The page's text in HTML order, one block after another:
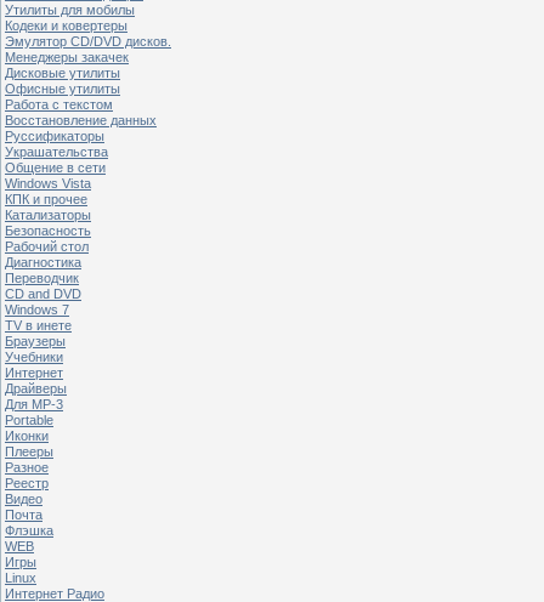
Утилиты для мобилы
Кодеки и ковертеры
Эмулятор CD/DVD дисков.
Менеджеры закачек
Дисковые утилиты
Офисные утилиты
Работа с текстом
Восстановление данных
Руссификаторы
Украшательства
Общение в сети
Windows Vista
КПК и прочее
Катализаторы
Безопасность
Рабочий стол
Диагностика
Переводчик
CD and DVD
Windows 7
TV в инете
Браузеры
Учебники
Интернет
Драйверы
Для MP-3
Portable
Иконки
Плееры
Разное
Реестр
Видео
Почта
Флэшка
WEB
Игры
Linux
Интернет Радио